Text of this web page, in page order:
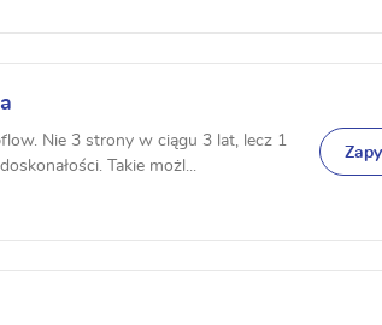
Nie 3 strony w ciągu 3 lat, lecz 1
Takie możl...